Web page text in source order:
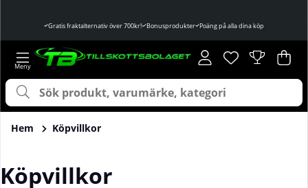
Gratis fraktalternativ över 700kr! Bonusprodukter Poäng på alla dina köp
Önskelista
Antal i
. .
Hem Köpvillkor
Köpvillkor